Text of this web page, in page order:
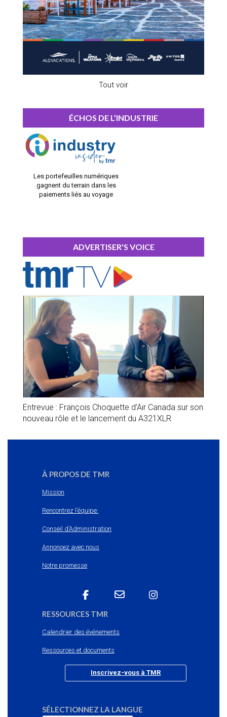
Tout voir
ÉCHOS DE L’INDUSTRIE
Les portefeuilles numériques
gagnent du terrain dans les
paiements liés au voyage
ADVERTISER'S VOICE
Entrevue : François Choquette d’Air Canada sur son
nouveau rôle et le lancement du A321XLR
À PROPOS DE TMR
Mission
Rencontrez l’équipe:
Conseil d’Administration
Annoncez avec nous
Notre promesse
RESSOURCES TMR
Calendrier des événements
Ressources et documents
Inscrivez-vous à TMR
SÉLECTIONNEZ LA LANGUE